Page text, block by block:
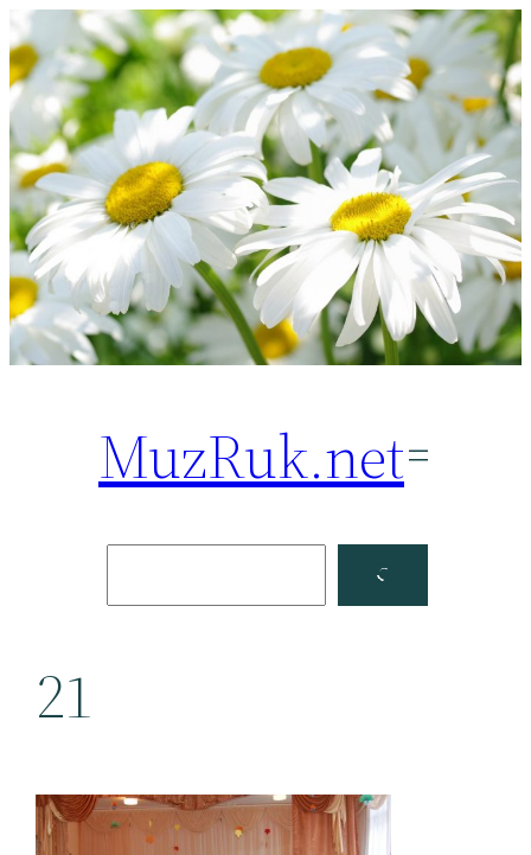
Перейти
к
содержимому
MuzRuk.net
Facebook
21